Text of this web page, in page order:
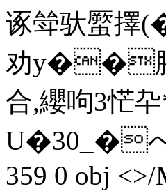
诼斚驮蟨
劝 y��
合,纓呴3
U�30_�べ
359 0 obj <>/